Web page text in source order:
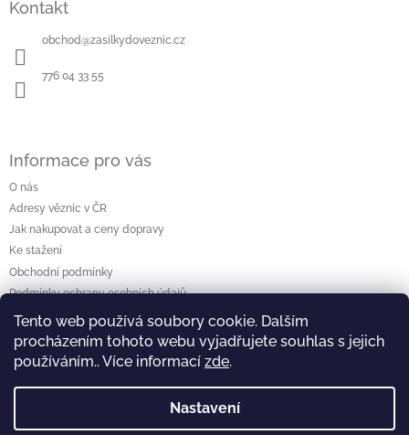
Tento web používá soubory cookie. Dalším
procházením tohoto webu vyjadřujete souhlas s jejich
používáním.. Více informací zde.
Nastavení
Kontakt
obchod@zasilkydoveznic.cz
776 04 33 55
Informace pro vás
O nás
Adresy věznic v ČR
Jak nakupovat a ceny dopravy
Ke stažení
Obchodní podmínky
Podmínky ochrany osobních údajů
Vyhledávání
Hledat